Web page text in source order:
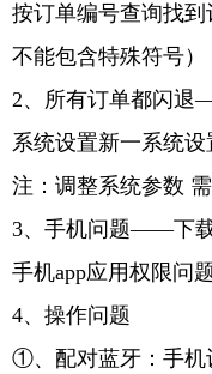
按订单编号查询找
不能包含特殊符号）
2、所有订单都闪
系统设置新一系统
注：调整系统参数
3、手机问题——下
手机app应用权限问
4、操作问题
①、配对蓝牙： 手